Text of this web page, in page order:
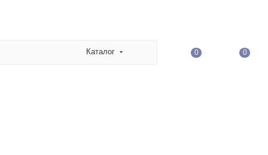
Каталог 0 0